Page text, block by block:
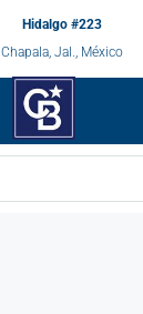
Hidalgo #223
Chapala, Jal., México